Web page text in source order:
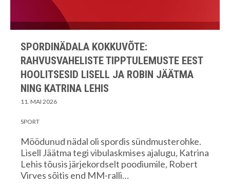
SPORDINÄDALA KOKKUVÕTE:
RAHVUSVAHELISTE TIPPTULEMUSTE EEST
HOOLITSESID LISELL JA ROBIN JÄÄTMA
NING KATRINA LEHIS
11. MAI 2026
SPORT
Möödunud nädal oli spordis sündmusterohke.
Lisell Jäätma tegi vibulaskmises ajalugu, Katrina
Lehis tõusis järjekordselt poodiumile, Robert
Virves sõitis end MM-ralli…